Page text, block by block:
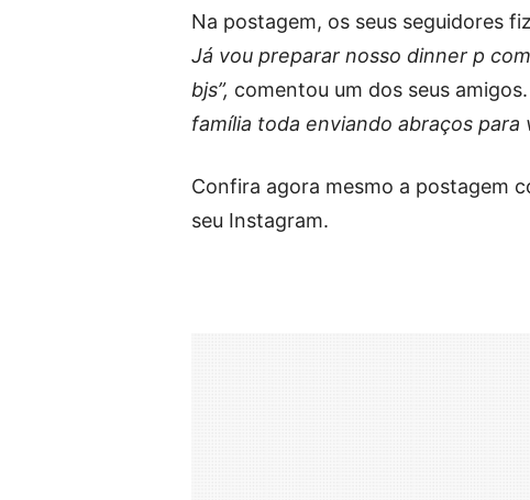
Na postagem, os seus seguidores
Já vou preparar nosso dinner p
bjs”, comentou um dos seus
família toda enviando abraços para
Confira agora mesmo a postagem
seu Instagram.